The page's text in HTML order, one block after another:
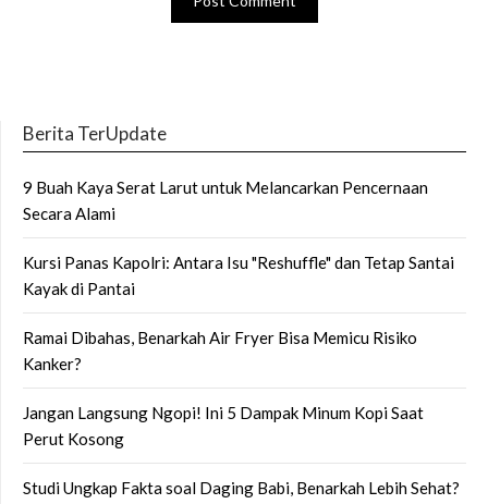
Berita TerUpdate
9 Buah Kaya Serat Larut untuk Melancarkan Pencernaan
Secara Alami
Kursi Panas Kapolri: Antara Isu "Reshuffle" dan Tetap Santai
Kayak di Pantai
Ramai Dibahas, Benarkah Air Fryer Bisa Memicu Risiko
Kanker?
Jangan Langsung Ngopi! Ini 5 Dampak Minum Kopi Saat
Perut Kosong
Studi Ungkap Fakta soal Daging Babi, Benarkah Lebih Sehat?